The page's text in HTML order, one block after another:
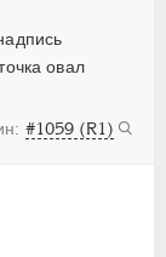
овал
#1059 (R1)